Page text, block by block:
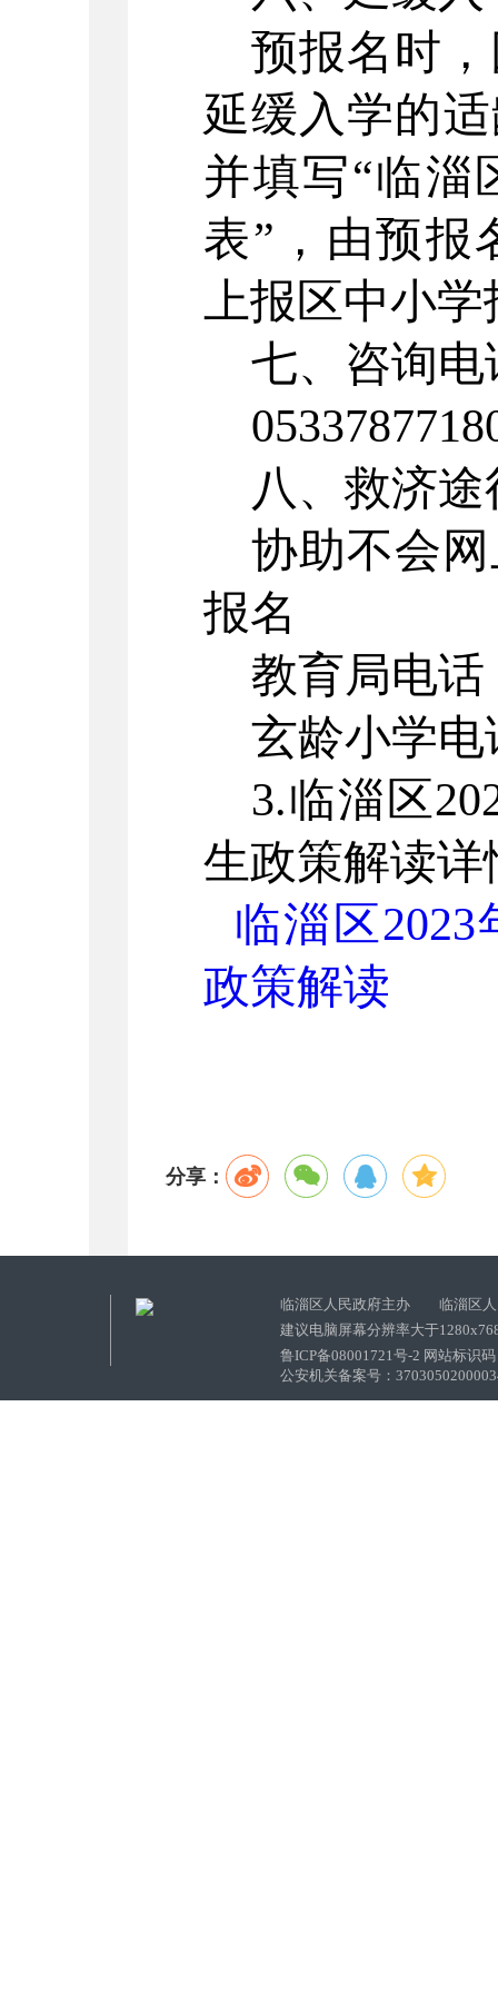
预报名时
延缓入学的
并填写“临淄
表”，由预报
上报区中小
七、咨询电
八、救济途
协助不会
报名
教育局电话
玄龄小学电
3.临淄区
生政策解读
临淄区2023
政策解读
分享：
临淄区人民政府主办 临淄区人
建议电脑屏幕分辨率大于
鲁ICP备08001721号-2 网站标识
公安机关备案号：